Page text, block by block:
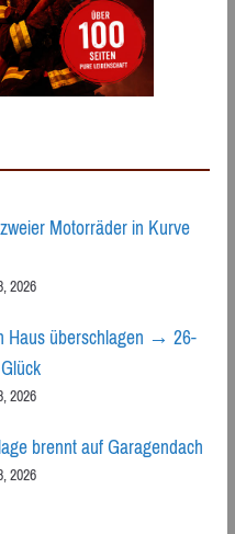
Motorräder in Kurve
2026
Haus überschlagen → 26-
2026
brennt auf Garagendach
2026